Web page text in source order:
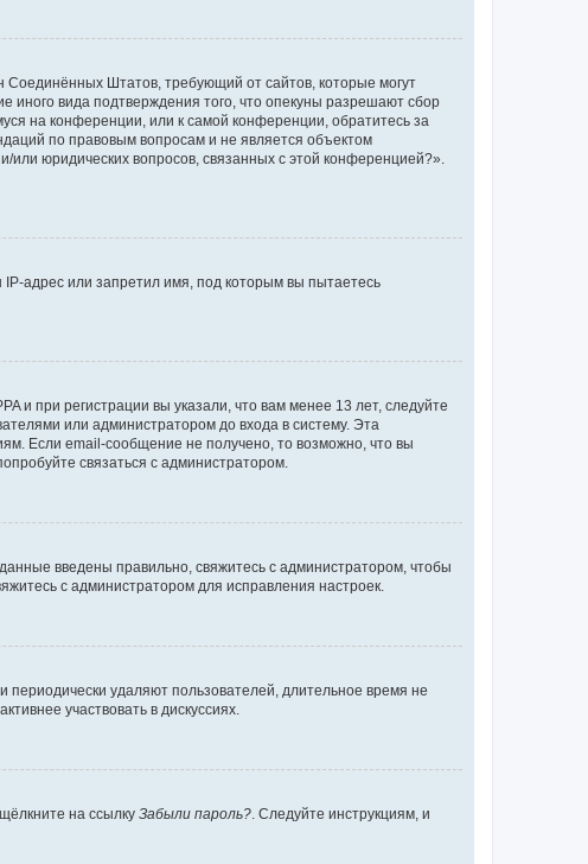
Соединённых Штатов, требующий от сайтов, которые могут
вида подтверждения того, что опекуны разрешают сбор
на конференции, или к самой конференции, обратитесь за
по правовым вопросам и не является объектом
или юридических вопросов, связанных с этой конференцией?».
адрес или запретил имя, под которым вы пытаетесь
и при регистрации вы указали, что вам менее 13 лет, следуйте
или администратором до входа в систему. Эта
Если email-сообщение не получено, то возможно, что вы
связаться с администратором.
введены правильно, свяжитесь с администратором, чтобы
с администратором для исправления настроек.
удаляют пользователей, длительное время не
участвовать в дискуссиях.
на ссылку Забыли пароль? . Следуйте инструкциям, и